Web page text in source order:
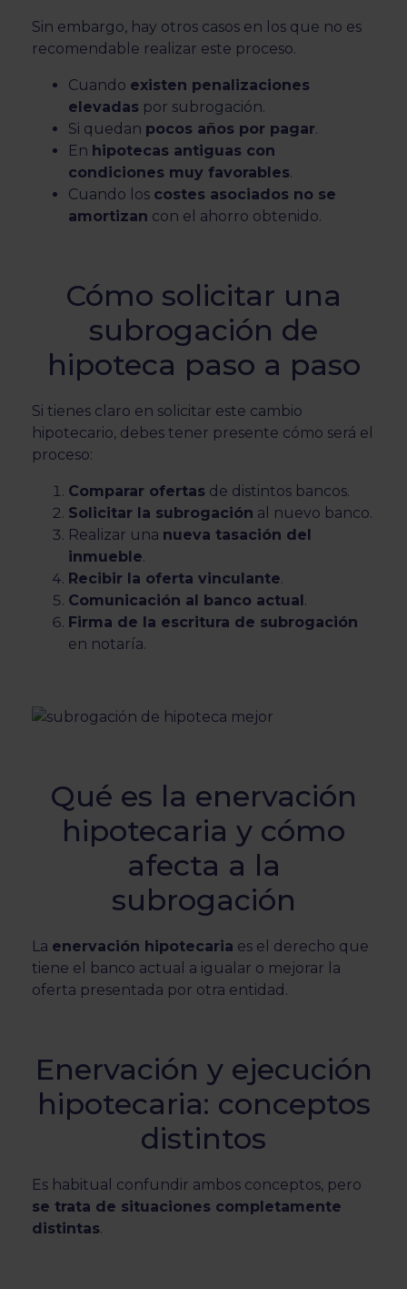
Sin embargo, hay otros casos en los que no es
recomendable realizar este proceso.
Cuando existen penalizaciones
elevadas por subrogación.
Si quedan pocos años por pagar.
En hipotecas antiguas con
condiciones muy favorables.
Cuando los costes asociados no se
amortizan con el ahorro obtenido.
Cómo solicitar una
subrogación de
hipoteca paso a paso
Si tienes claro en solicitar este cambio
hipotecario, debes tener presente cómo será el
proceso:
Comparar ofertas de distintos bancos.
Solicitar la subrogación al nuevo banco.
Realizar una nueva tasación del
inmueble.
Recibir la oferta vinculante.
Comunicación al banco actual .
Firma de la escritura de subrogación
en notaría.
Qué es la enervación
hipotecaria y cómo
afecta a la
subrogación
La enervación hipotecaria es el derecho que
tiene el banco actual a igualar o mejorar la
oferta presentada por otra entidad.
Enervación y ejecución
hipotecaria: conceptos
distintos
Es habitual confundir ambos conceptos, pero
se trata de situaciones completamente
distintas.